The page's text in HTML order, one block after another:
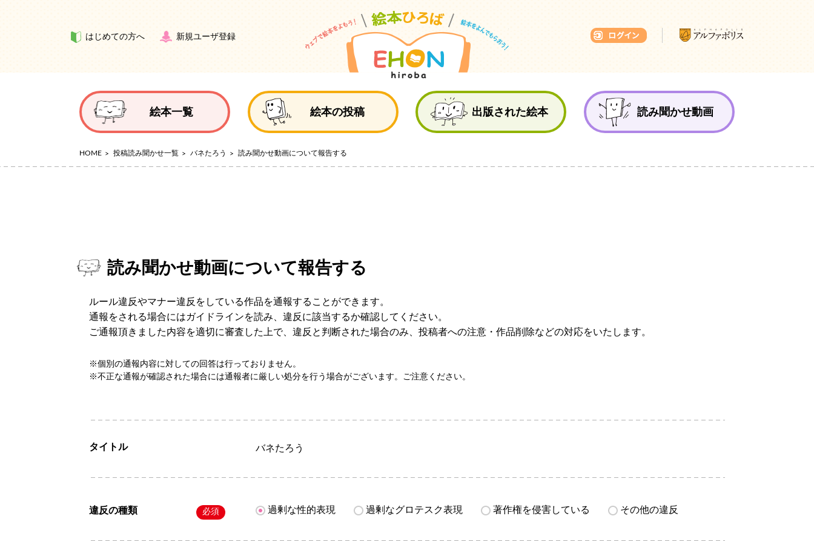
はじめての方へ 新規ユーザ登録
絵本一覧 絵本の投稿 出版された絵本 読み聞かせ動画
HOME 投稿読み聞かせ一覧 バネたろう 読み聞かせ動画について報告する
読み聞かせ動画について報告する
ルール違反やマナー違反をしている作品を通報することができます。
通報をされる場合にはガイドラインを読み、違反に該当するか確認してください。
ご通報頂きました内容を適切に審査した上で、違反と判断された場合のみ、投稿者への注意・作品削除などの対応をいたします。
※個別の通報内容に対しての回答は行っておりません。
※不正な通報が確認された場合には通報者に厳しい処分を行う場合がございます。ご注意ください。
タイトル バネたろう
違反の種類 必須 過剰な性的表現 過剰なグロテスク表現 著作権を侵害している その他の違反